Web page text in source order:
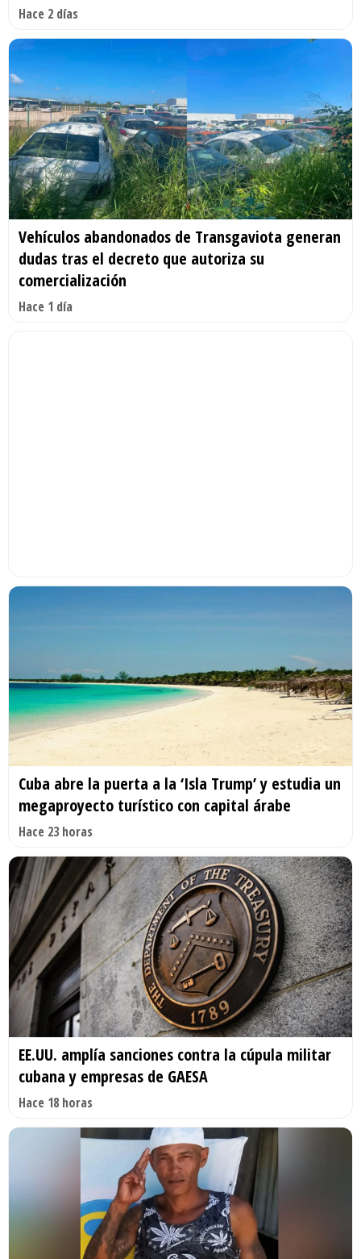
Hace 2 días
Vehículos abandonados de Transgaviota generan
dudas tras el decreto que autoriza su
comercialización
Hace 1 día
Cuba abre la puerta a la ‘Isla Trump’ y estudia un
megaproyecto turístico con capital árabe
Hace 23 horas
EE.UU. amplía sanciones contra la cúpula militar
cubana y empresas de GAESA
Hace 18 horas